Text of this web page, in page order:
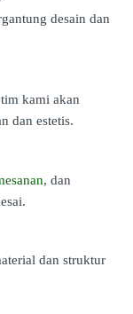
desain dan
kami akan
dan estetis.
, dan
dan struktur